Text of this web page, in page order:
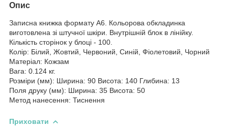
Опис
Записна книжка формату А6. Кольорова обкладинка
виготовлена зі штучної шкіри. Внутрішній блок в лінійку.
Кількість сторінок у блоці - 100.
Колір: Білий, Жовтий, Червоний, Синій, Фіолетовий, Чорний
Матеріал: Кожзам
Вага: 0.124 кг.
Розміри (мм): Ширина: 90 Висота: 140 Глибина: 13
Поля друку (мм): Ширина: 35 Висота: 50
Метод нанесення: Тиснення
Приховати